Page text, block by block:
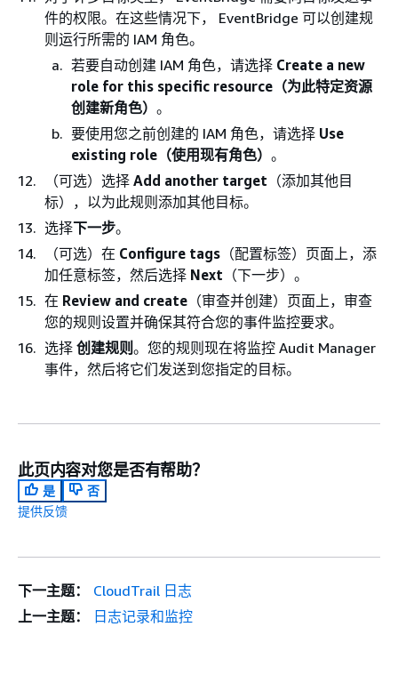
件的权限。在这些情况下， EventBridge 可以创建规
则运行所需的 IAM 角色。
若要自动创建 IAM 角色，请选择 Create a new
role for this specific resource（为此特定资源
创建新角色） 。
要使用您之前创建的 IAM 角色，请选择 Use
existing role（使用现有角色） 。
（可选）选择 Add another target （添加其他目
标），以为此规则添加其他目标。
选择下一步。
（可选）在 Configure tags （配置标签）页面上，添
加任意标签，然后选择 Next （下一步）。
在 Review and create （审查并创建）页面上，审查
您的规则设置并确保其符合您的事件监控要求。
选择 创建规则。您的规则现在将监控 Audit Manager
事件，然后将它们发送到您指定的目标。
此页内容对您是否有帮助？
是
否
提供反馈
下一主题：
CloudTrail 日志
上一主题：
日志记录和监控